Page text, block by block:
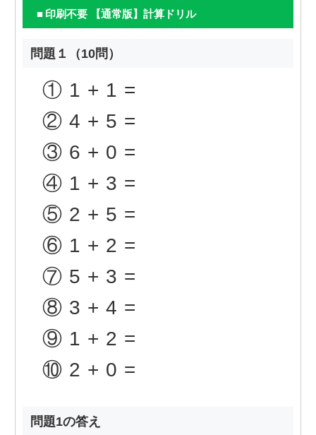
印刷不要 【通常版】計算ドリル
問題１（10問）
① 1+1=
② 4+5=
③ 6+0=
④ 1+3=
⑤ 2+5=
⑥ 1+2=
⑦ 5+3=
⑧ 3+4=
⑨ 1+2=
⑩ 2+0=
問題1の答え